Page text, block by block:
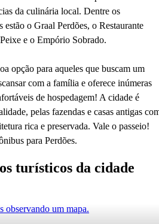
da culinária local. Dentre os
estão o Graal Perdões, o Restaurante
e o Empório Sobrado.
opção para aqueles que buscam um
com a família e oferece inúmeras
de hospedagem! A cidade é
pelas fazendas e casas antigas
rica e preservada. Vale o passeio!
para Perdões.
turísticos da cidade